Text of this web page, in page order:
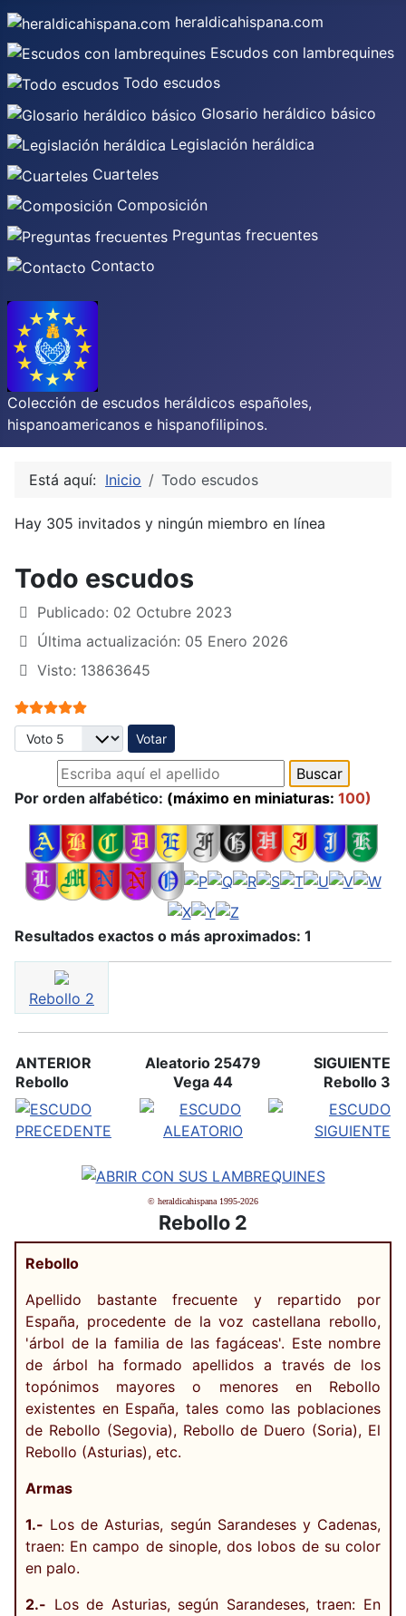
heraldicahispana.com
Escudos con lambrequines
Todo escudos
Glosario heráldico básico
Legislación heráldica
Cuarteles
Composición
Preguntas frecuentes
Contacto
Colección de escudos heráldicos españoles,
hispanoamericanos e hispanofilipinos.
Está aquí: Inicio Todo escudos
Hay 305 invitados y ningún miembro en línea
Todo escudos
Publicado: 02 Octubre 2023
Última actualización: 05 Enero 2026
Visto: 13863645
Ratio:5/5
Por favor, vote
Por orden alfabético: (máximo en miniaturas: 100)
Resultados exactos o más aproximados: 1
Rebollo 2
ANTERIOR
Rebollo
Aleatorio 25479
Vega 44
SIGUIENTE
Rebollo 3
© heraldicahispana 1995-2026
Rebollo 2
Rebollo
Apellido bastante frecuente y repartido por
España, procedente de la voz castellana rebollo,
'árbol de la familia de las fagáceas'. Este nombre
de árbol ha formado apellidos a través de los
topónimos mayores o menores en Rebollo
existentes en España, tales como las poblaciones
de Rebollo (Segovia), Rebollo de Duero (Soria), El
Rebollo (Asturias), etc.
Armas
1.- Los de Asturias, según Sarandeses y Cadenas,
traen: En campo de sinople, dos lobos de su color
en palo.
2.- Los de Asturias, según Sarandeses, traen: En